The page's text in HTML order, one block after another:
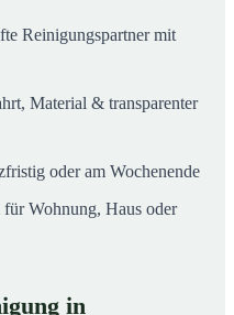
Reinigungspartner mit
Material & transparenter
oder am Wochenende
für Wohnung, Haus oder
in